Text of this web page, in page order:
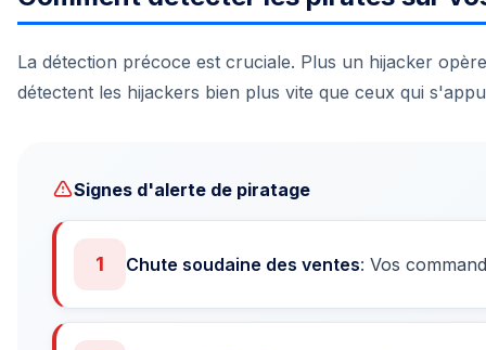
La détection précoce est cruciale. Plus un hijacker
détectent les hijackers bien plus vite que ceux qui
Signes d'alerte de piratage
1 Chute soudaine des ventes: Vos